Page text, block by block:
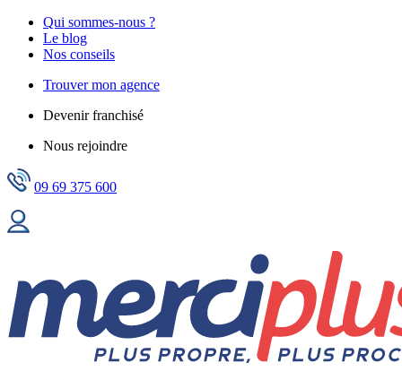
Qui sommes-nous ?
Le blog
Nos conseils
Trouver mon agence
Devenir franchisé
Nous rejoindre
09 69 375 600